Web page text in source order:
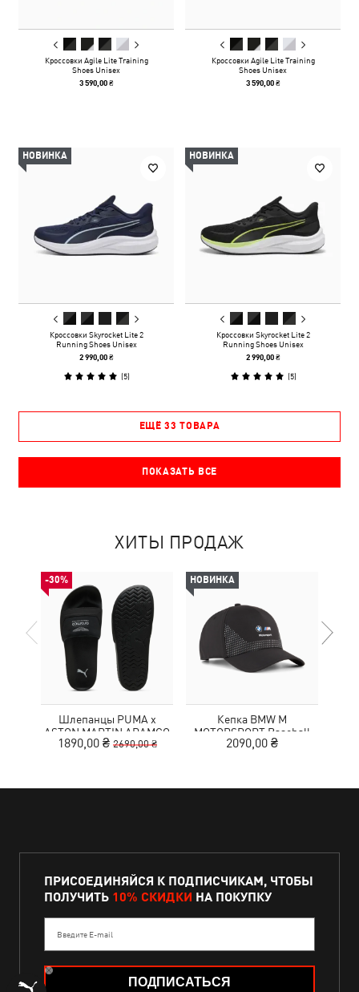
Кроссовки Agile Lite Training
Shoes Unisex
3 590,00 ₴
Кроссовки Agile Lite Training
Shoes Unisex
3 590,00 ₴
НОВИНКА
Кроссовки Skyrocket Lite 2
Running Shoes Unisex
2 990,00 ₴
(5)
НОВИНКА
Кроссовки Skyrocket Lite 2
Running Shoes Unisex
2 990,00 ₴
(5)
ЕЩЁ 33 ТОВАРА
ПОКАЗАТЬ ВСЕ
ХИТЫ ПРОДАЖ
-30%
Шлепанцы PUMA x
ASTON MARTIN ARAMCO
F1® TEAM Leadcat
1890,00 ₴ 2690,00 ₴
НОВИНКА
Кепка BMW M
MOTORSPORT Baseball
Cap
2090,00 ₴
ПРИСОЕДИНЯЙСЯ К ПОДПИСЧИКАМ, ЧТОБЫ
ПОЛУЧИТЬ 10% СКИДКИ НА ПОКУПКУ
Введите E-mail
ПОДПИСАТЬСЯ